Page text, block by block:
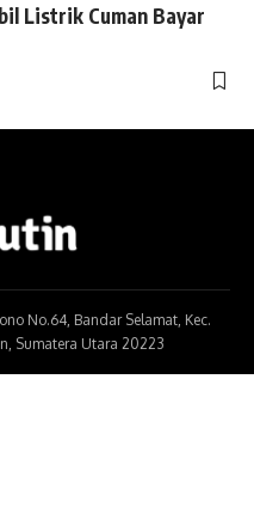
Listrik Cuman Bayar
No.64, Bandar Selamat, Kec.
Sumatera Utara 20223